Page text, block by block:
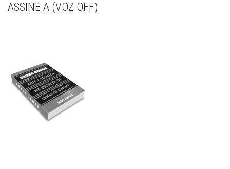
ASSINE A (VOZ OFF)